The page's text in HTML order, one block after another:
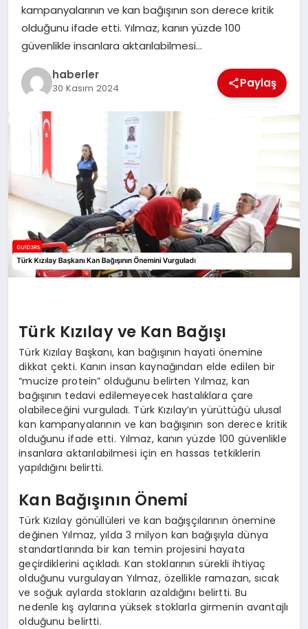
EĞITIM
kampanyalarının ve kan bağışının son derece kritik
olduğunu ifade etti. Yılmaz, kanın yüzde 100
güvenlikle insanlara aktarılabilmesi…
haberler
30 Kasım 2024 Paylaş
Türk Kızılay ve Kan Bağışı
Türk Kızılay Başkanı, kan bağışının hayati önemine
dikkat çekti. Kanın insan kaynağından elde edilen bir
“mucize protein” olduğunu belirten Yılmaz, kan
bağışının tedavi edilemeyecek hastalıklara çare
olabileceğini vurguladı. Türk Kızılay’ın yürüttüğü ulusal
kan kampanyalarının ve kan bağışının son derece kritik
olduğunu ifade etti. Yılmaz, kanın yüzde 100 güvenlikle
insanlara aktarılabilmesi için en hassas tetkiklerin
yapıldığını belirtti.
Kan Bağışının Önemi
Türk Kızılay gönüllüleri ve kan bağışçılarının önemine
değinen Yılmaz, yılda 3 milyon kan bağışıyla dünya
standartlarında bir kan temin projesini hayata
geçirdiklerini açıkladı. Kan stoklarının sürekli ihtiyaç
olduğunu vurgulayan Yılmaz, özellikle ramazan, sıcak
ve soğuk aylarda stokların azaldığını belirtti. Bu
nedenle kış aylarına yüksek stoklarla girmenin avantajlı
olduğunu belirtti.